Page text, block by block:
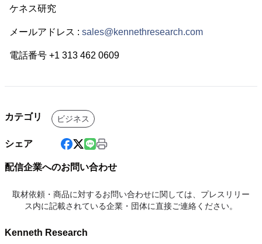
ケネス研究
メールアドレス : sales@kennethresearch.com
電話番号 +1 313 462 0609
カテゴリ ビジネス
シェア
配信企業へのお問い合わせ
取材依頼・商品に対するお問い合わせに関しては、プレスリリー
ス内に記載されている企業・団体に直接ご連絡ください。
Kenneth Research